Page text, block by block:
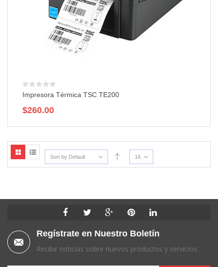
Impresora Térmica TSC TE200
$260.00
Sort by Default 16
Regístrate en Nuestro Boletín
Recibir noticias sobre nuevos productos y servicios.